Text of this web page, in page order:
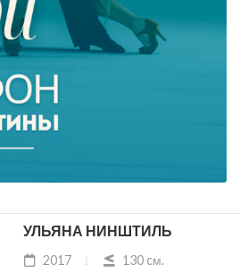
УЛЬЯНА НИНШТИЛЬ
2017
130 cм.